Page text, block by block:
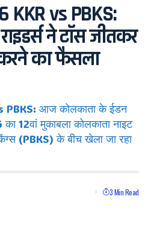
KKR vs PBKS:
ने टॉस जीतकर
का फैसला
PBKS: आज कोलकाता के ईडन
12वां मुकाबला कोलकाता नाइट
(PBKS) के बीच खेला जा रहा
3 Min Read